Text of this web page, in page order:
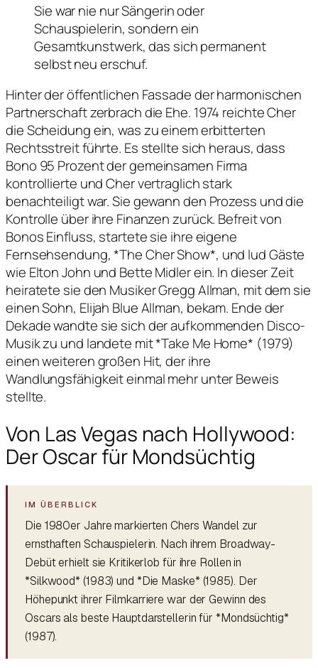
Sie war nie nur Sängerin oder
Schauspielerin, sondern ein
Gesamtkunstwerk, das sich permanent
selbst neu erschuf.
Hinter der öffentlichen Fassade der harmonischen
Partnerschaft zerbrach die Ehe. 1974 reichte Cher
die Scheidung ein, was zu einem erbitterten
Rechtsstreit führte. Es stellte sich heraus, dass
Bono 95 Prozent der gemeinsamen Firma
kontrollierte und Cher vertraglich stark
benachteiligt war. Sie gewann den Prozess und die
Kontrolle über ihre Finanzen zurück. Befreit von
Bonos Einfluss, startete sie ihre eigene
Fernsehsendung, *The Cher Show*, und lud Gäste
wie Elton John und Bette Midler ein. In dieser Zeit
heiratete sie den Musiker Gregg Allman, mit dem sie
einen Sohn, Elijah Blue Allman, bekam. Ende der
Dekade wandte sie sich der aufkommenden Disco-
Musik zu und landete mit *Take Me Home* (1979)
einen weiteren großen Hit, der ihre
Wandlungsfähigkeit einmal mehr unter Beweis
stellte.
Von Las Vegas nach Hollywood:
Der Oscar für Mondsüchtig
Die 1980er Jahre markierten Chers Wandel zur
ernsthaften Schauspielerin. Nach ihrem Broadway-
Debüt erhielt sie Kritikerlob für ihre Rollen in
*Silkwood* (1983) und *Die Maske* (1985). Der
Höhepunkt ihrer Filmkarriere war der Gewinn des
Oscars als beste Hauptdarstellerin für *Mondsüchtig*
(1987).